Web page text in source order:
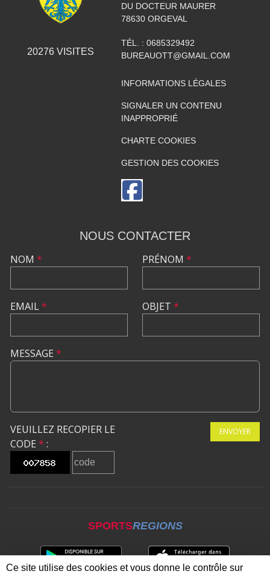
20276VISITES
DU DOCTEUR MAURER
78630 ORGEVAL
TÉL. : 0685329492
BUREAUOTT@GMAIL.COM
INFORMATIONS LÉGALES
SIGNALER UN CONTENU
INAPPROPRIÉ
CHARTE COOKIES
GESTION DES COOKIES
NOUS CONTACTER
NOM *
EMAIL*
PRÉNOM *
OBJET *
MESSAGE *
VEUILLEZ RECOPIER LE
CODE * :
ENVOYER
SPORTSREGIONS
Ce site utilise des cookies et vous donne le contrôle sur